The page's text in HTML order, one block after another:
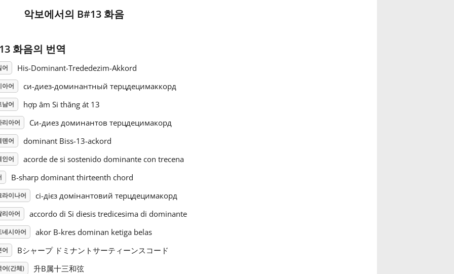
악보에서의 B#13 화음
화음의 번역
어 His-Dominant-Trededezim-Akkord
아어 си-диез-доминантный терцдецимаккорд
남어 hợp âm Si thăng át 13
리아어 Си-диез доминантов терцдецимакорд
덴어 dominant Biss-13-ackord
인어 acorde de si sostenido dominante con trecena
B-sharp dominant thirteenth chord
라이나어 сі-дієз домінантовий терцдецимакорд
리아어 accordo di Si diesis tredicesima di dominante
네시아어 akor B-kres dominan ketiga belas
어 Bシャープ ドミナントサーティーンスコード
어(간체) 升B属十三和弦